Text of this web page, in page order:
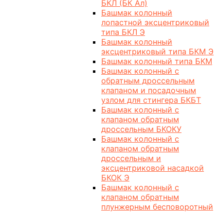
БКЛ (БК Ал)
Башмак колонный
лопастной эксцентриковый
типа БКЛ Э
Башмак колонный
эксцентриковый типа БКМ Э
Башмак колонный типа БКМ
Башмак колонный с
обратным дроссельным
клапаном и посадочным
узлом для стингера БКБТ
Башмак колонный с
клапаном обратным
дроссельным БКОКУ
Башмак колонный с
клапаном обратным
дроссельным и
эксцентриковой насадкой
БКОК Э
Башмак колонный с
клапаном обратным
плунжерным бесповоротный